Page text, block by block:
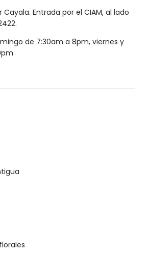
Cayala. Entrada por el CIAM, al lado
de 7:30am a 8pm, viernes y